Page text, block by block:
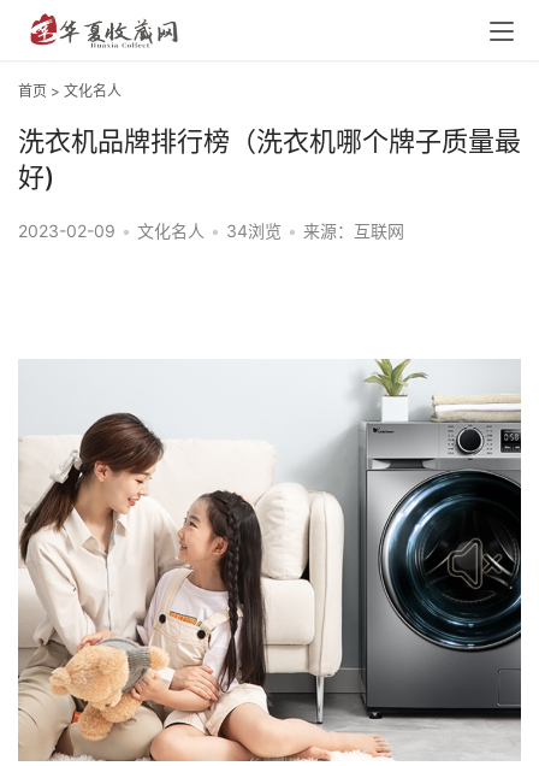
首页 > 文化名人
洗衣机品牌排行榜（洗衣机哪个牌子质量最
好)
2023-02-09 • 文化名人 • 34浏览 • 来源：互联网